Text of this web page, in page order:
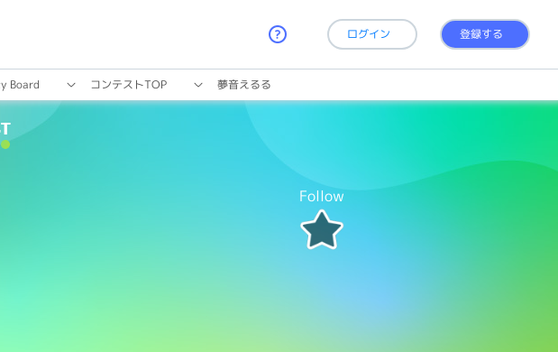
ログイン 登録する
Board コンテストTOP 夢音えるる
Follow